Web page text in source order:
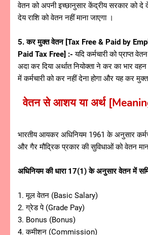
वेतन को अपनी इच्छानुसार केंद्रीय सरकार को दे
देय राशि को वेतन नहीं माना जाएगा ।
5. कर मुक्त वेतन [Tax Free & Paid by
Paid Tax Free] :-यदि कर्मचारी को प्राप्त
अदा कर दिया अर्थात नियोक्ता ने कर का भार
में कर्मचारी को कर नहीं देना होगा और यह कर
वेतन से आशय या अर्थ
भारतीय आयकर अधिनियम 1961 के अनुसार
और गैर मौद्रिक प्रकार की सुविधाओं को वेतन
अधिनियम की धारा 17(1) के अनुसार वेतन में
1. मूल वेतन (Basic Salary)
2. ग्रेड पे (Grade Pay)
3. Bonus (Bonus)
4. कमीशन (Commission)